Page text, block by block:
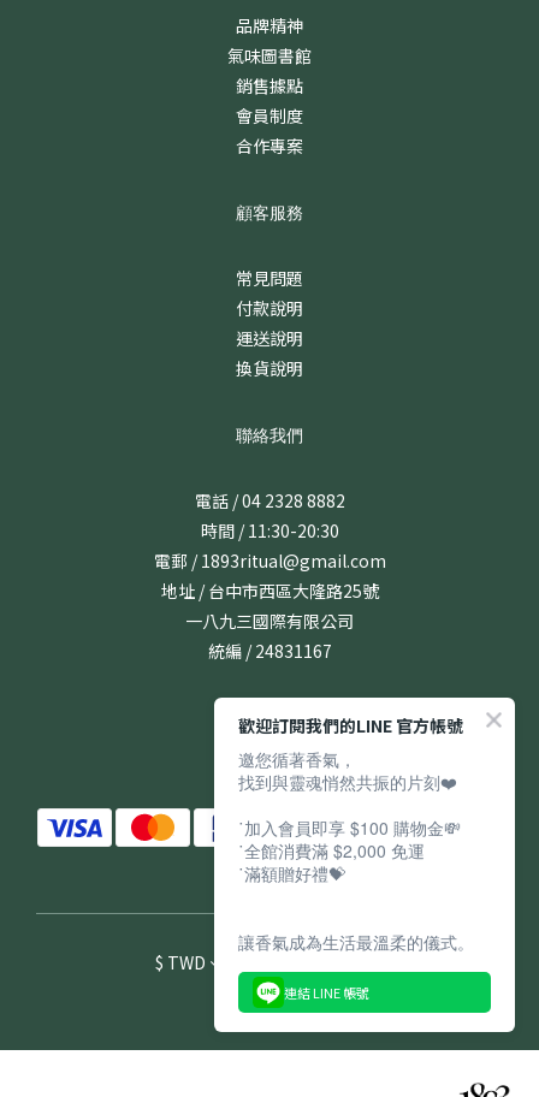
品牌精神
氣味圖書館
銷售據點
會員制度
合作專案
顧客服務
常見問題
付款說明
運送說明
換貨說明
聯絡我們
電話 / 04 2328 8882
時間 / 11:30-20:30
電郵 / 1893ritual@gmail.com
地址 / 台中市西區大隆路25號
一八九三國際有限公司
統編 / 24831167
$ TWD
歡迎訂閱我們的LINE 官方帳號
邀您循著香氣，
找到與靈魂悄然共振的片刻❤️
˙加入會員即享 $100 購物金💸
˙全館消費滿 $2,000 免運
˙滿額贈好禮💝
讓香氣成為生活最溫柔的儀式。
連結 LINE 帳號